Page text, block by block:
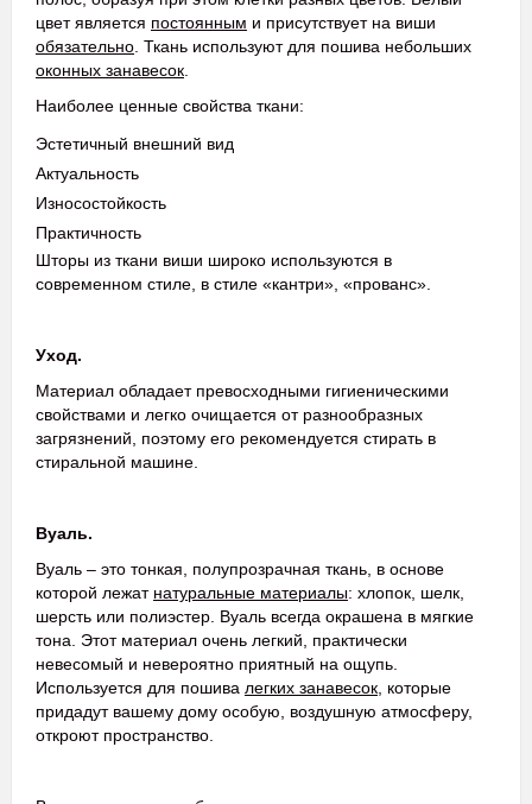
цвет является постоянным и присутствует на виши
обязательно . Ткань используют для пошива небольших
оконных занавесок
Наиболее ценные свойства ткани:
Эстетичный внешний вид
Актуальность
Износостойкость
Практичность
Шторы из ткани виши широко используются в
современном стиле, в стиле «кантри», «прованс».
Уход.
Материал обладает превосходными гигиеническими
свойствами и легко очищается от разнообразных
загрязнений, поэтому его рекомендуется стирать в
стиральной машине.
Вуаль.
Вуаль – это тонкая, полупрозрачная ткань, в основе
которой лежат натуральные материалы: хлопок, шелк,
шерсть или полиэстер. Вуаль всегда окрашена в мягкие
тона. Этот материал очень легкий, практически
невесомый и невероятно приятный на ощупь.
Используется для пошива легких занавесок , которые
придадут вашему дому особую, воздушную атмосферу,
откроют пространство.